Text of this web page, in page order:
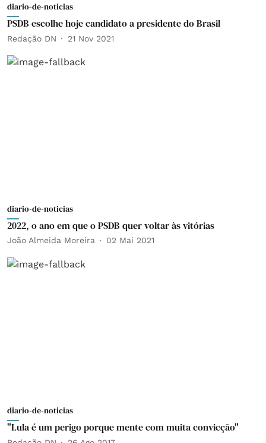
diario-de-noticias
PSDB escolhe hoje candidato a presidente do Brasil
Redação DN 21 Nov 2021
diario-de-noticias
2022, o ano em que o PSDB quer voltar às vitórias
João Almeida Moreira 02 Mai 2021
diario-de-noticias
"Lula é um perigo porque mente com muita convicção"